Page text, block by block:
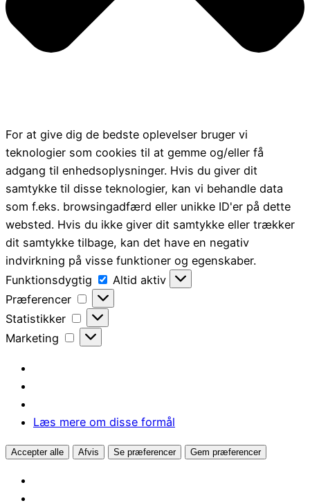
For at give dig de bedste oplevelser bruger vi
teknologier som cookies til at gemme og/eller få
adgang til enhedsoplysninger. Hvis du giver dit
samtykke til disse teknologier, kan vi behandle data
som f.eks. browsingadfærd eller unikke ID'er på dette
websted. Hvis du ikke giver dit samtykke eller trækker
dit samtykke tilbage, kan det have en negativ
indvirkning på visse funktioner og egenskaber.
Funktionsdygtig
Funktionsdygtig
Altid aktiv
Præferencer
Præferencer
Statistikker
Statistikker
Marketing
Marketing
Læs mere om disse formål
Accepter alle Afvis Se præferencer Gem præferencer